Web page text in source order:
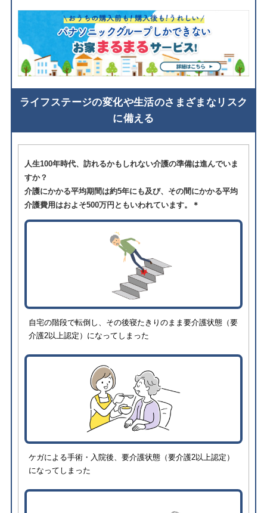
ライフステージの変化や生活のさまざまなリスク
に備える
人生100年時代、訪れるかもしれない介護の準備は進んでいま
すか？
介護にかかる平均期間は約5年にも及び、その間にかかる平均
介護費用はおよそ500万円ともいわれています。＊
自宅の階段で転倒し、その後寝たきりのまま要介護状態（要
介護2以上認定）になってしまった
ケガによる手術・入院後、要介護状態（要介護2以上認定）
になってしまった